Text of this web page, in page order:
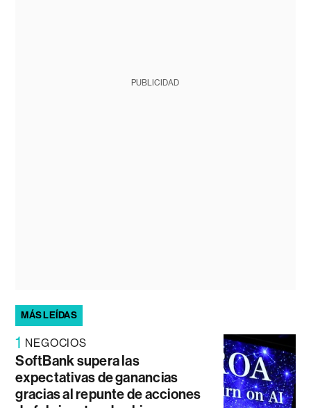
PUBLICIDAD
MÁS LEÍDAS
1 NEGOCIOS
SoftBank supera las
expectativas de ganancias
gracias al repunte de acciones